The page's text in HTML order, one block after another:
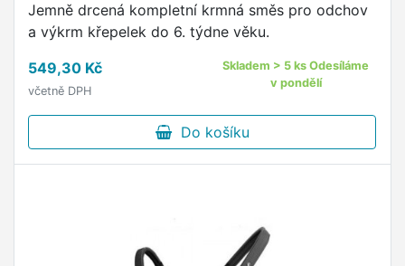
Jemně drcená kompletní krmná směs pro odchov
a výkrm křepelek do 6. týdne věku.
549,30 Kč
včetně DPH
Skladem > 5 ks Odesíláme
v pondělí
Do košíku